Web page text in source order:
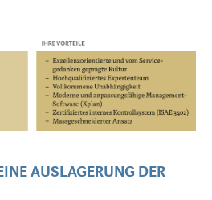
AUSLAGERUNG DER